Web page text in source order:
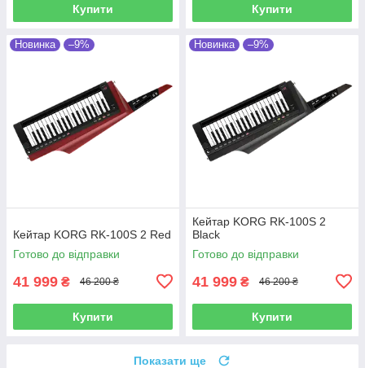
Купити Купити
Новинка –9%
Кейтар KORG RK-100S 2 Red
Готово до відправки
41 999 ₴ 46 200 ₴
Купити
Новинка –9%
Кейтар KORG RK-100S 2
Black
Готово до відправки
41 999 ₴ 46 200 ₴
Купити
Показати ще